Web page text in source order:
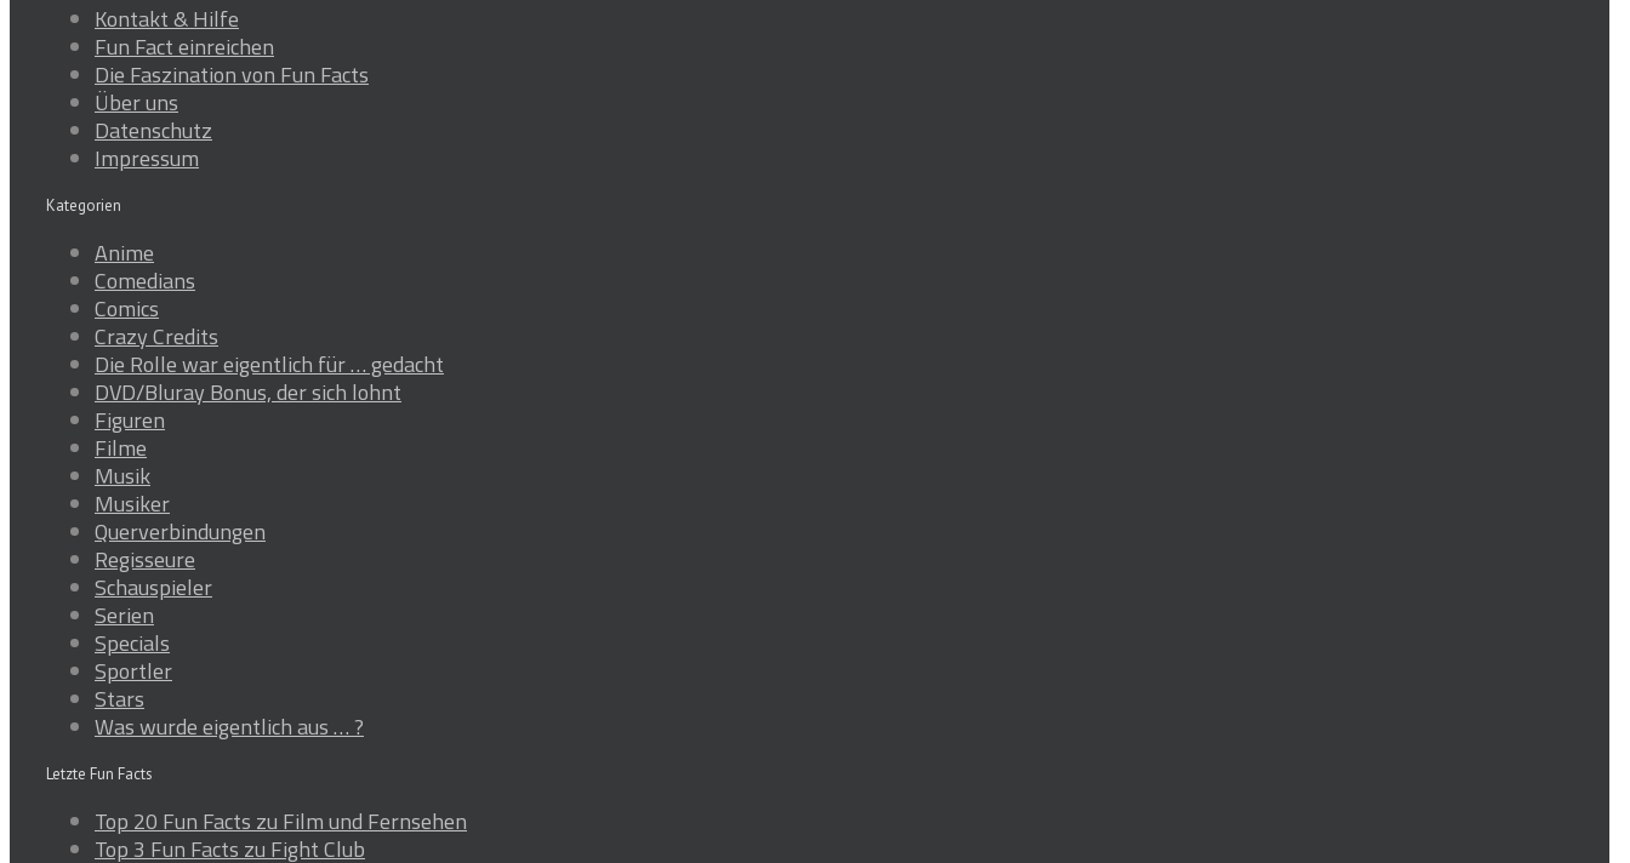
Kontakt & Hilfe
Fun Fact einreichen
Die Faszination von Fun Facts
Über uns
Datenschutz
Impressum
Kategorien
Anime
Comedians
Comics
Crazy Credits
Die Rolle war eigentlich für … gedacht
DVD/Bluray Bonus, der sich lohnt
Figuren
Filme
Musik
Musiker
Querverbindungen
Regisseure
Schauspieler
Serien
Specials
Sportler
Stars
Was wurde eigentlich aus … ?
Letzte Fun Facts
Top 20 Fun Facts zu Film und Fernsehen
Top 3 Fun Facts zu Fight Club